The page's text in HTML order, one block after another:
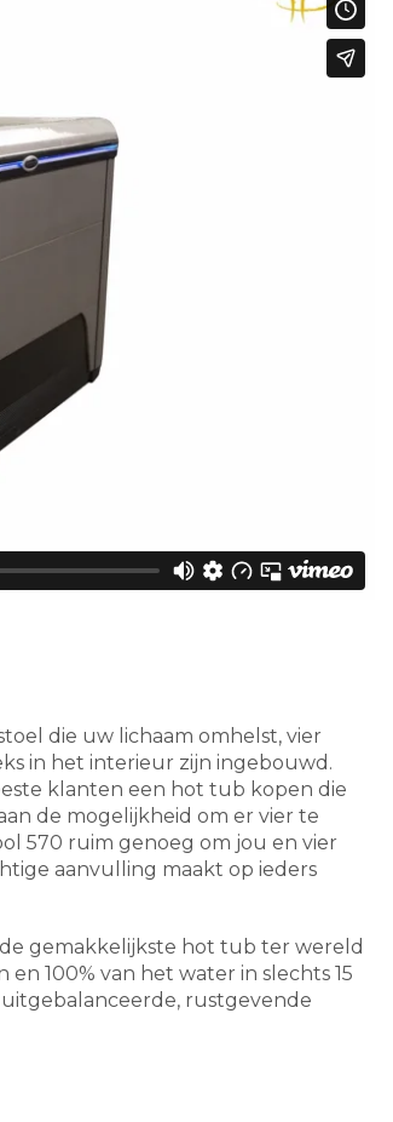
die uw lichaam omhelst, vier
in het interieur zijn ingebouwd.
klanten een hot tub kopen die
de mogelijkheid om er vier te
570 ruim genoeg om jou en vier
aanvulling maakt op ieders
gemakkelijkste hot tub ter wereld
100% van het water in slechts 15
rustgevende